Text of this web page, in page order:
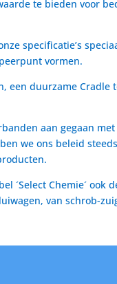
te bieden voor
specificatie’s
vormen.
een duurzame
aan gegaan
we ons beleid
´Select Chemie´
van schrob-